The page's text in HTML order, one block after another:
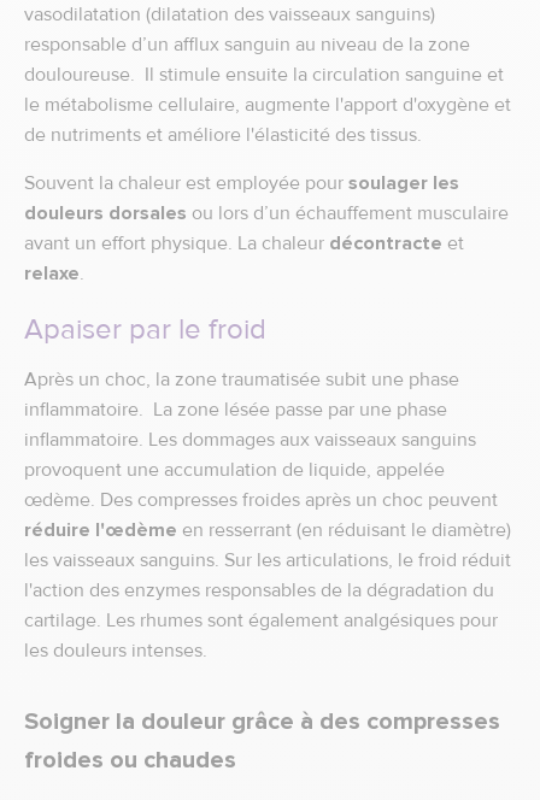
vasodilatation (dilatation des vaisseaux sanguins)
responsable d’un afflux sanguin au niveau de la zone
douloureuse. Il stimule ensuite la circulation sanguine et
le métabolisme cellulaire, augmente l'apport d'oxygène et
de nutriments et améliore l'élasticité des tissus.
Souvent la chaleur est employée pour soulager les
douleurs dorsales ou lors d’un échauffement musculaire
avant un effort physique. La chaleur décontracte et
relaxe.
Apaiser par le froid
Après un choc, la zone traumatisée subit une phase
inflammatoire. La zone lésée passe par une phase
inflammatoire. Les dommages aux vaisseaux sanguins
provoquent une accumulation de liquide, appelée
œdème. Des compresses froides après un choc peuvent
réduire l'œdème en resserrant (en réduisant le diamètre)
les vaisseaux sanguins. Sur les articulations, le froid réduit
l'action des enzymes responsables de la dégradation du
cartilage. Les rhumes sont également analgésiques pour
les douleurs intenses.
Soigner la douleur grâce à des compresses
froides ou chaudes